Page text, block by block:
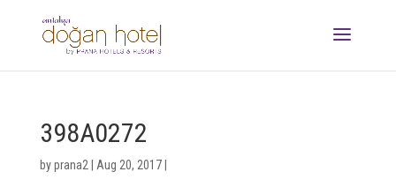
398A0272
byprana2 Aug 20, 2017|